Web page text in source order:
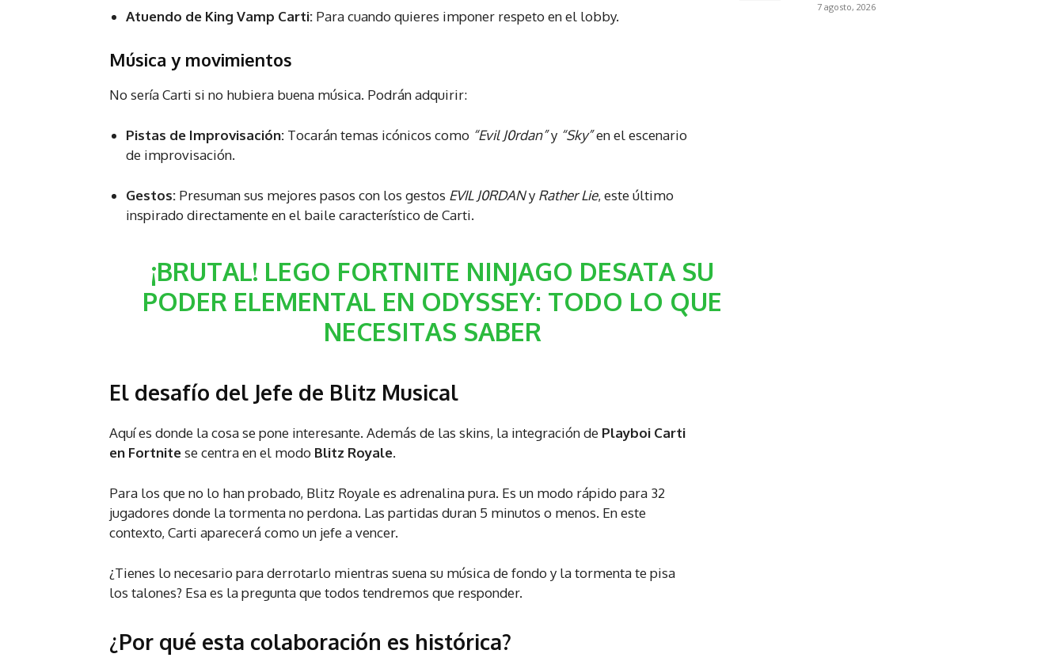
Atuendo de King Vamp Carti: Para cuando quieres imponer respeto en el lobby.
Música y movimientos
No sería Carti si no hubiera buena música. Podrán adquirir:
Pistas de Improvisación: Tocarán temas icónicos como “Evil J0rdan”y “Sky”en el escenario
de improvisación.
Gestos: Presuman sus mejores pasos con los gestos EVIL J0RDANy Rather Lie, este último
inspirado directamente en el baile característico de Carti.
¡BRUTAL! LEGO FORTNITE NINJAGO DESATA SU
PODER ELEMENTAL EN ODYSSEY: TODO LO QUE
NECESITAS SABER
El desafío del Jefe de Blitz Musical
Aquí es donde la cosa se pone interesante. Además de las skins, la integración de Playboi Carti
en Fortnitese centra en el modo Blitz Royale.
Para los que no lo han probado, Blitz Royale es adrenalina pura. Es un modo rápido para 32
jugadores donde la tormenta no perdona. Las partidas duran 5 minutos o menos. En este
contexto, Carti aparecerá como un jefe a vencer.
¿Tienes lo necesario para derrotarlo mientras suena su música de fondo y la tormenta te pisa
los talones? Esa es la pregunta que todos tendremos que responder.
¿Por qué esta colaboración es histórica?
7 agosto, 2026